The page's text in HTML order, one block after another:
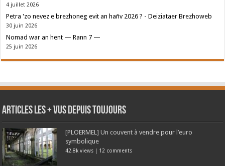
4 juillet 2026
Petra 'zo nevez e brezhoneg evit an hañv 2026 ? - Deiziataer Brezhoweb
30 juin 2026
Nomad war an hent — Rann 7 —
25 juin 2026
Articles les + vus depuis toujours
[PLOERMEL] Un couvent à vendre pour l’euro
symbolique
42.8k views | 12 comments